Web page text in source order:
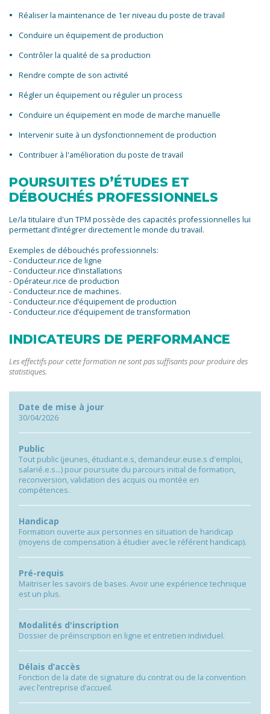
Réaliser la maintenance de 1er niveau du poste de travail
Conduire un équipement de production
Contrôler la qualité de sa production
Rendre compte de son activité
Régler un équipement ou réguler un process
Conduire un équipement en mode de marche manuelle
Intervenir suite à un dysfonctionnement de production
Contribuer à l'amélioration du poste de travail
POURSUITES D’ÉTUDES ET
DÉBOUCHÉS PROFESSIONNELS
Le/la titulaire d'un TPM possède des capacités professionnelles lui
permettant d’intégrer directement le monde du travail.
Exemples de débouchés professionnels:
- Conducteur.rice de ligne
- Conducteur.rice d’installations
- Opérateur.rice de production
- Conducteur.rice de machines.
- Conducteur.rice d’équipement de production
- Conducteur.rice d’équipement de transformation
INDICATEURS DE PERFORMANCE
Les effectifs pour cette formation ne sont pas suffisants pour produire des
statistiques.
Date de mise à jour
30/04/2026
Public
Tout public (jeunes, étudiant.e.s, demandeur.euse.s d'emploi,
salarié.e.s…) pour poursuite du parcours initial de formation,
reconversion, validation des acquis ou montée en
compétences.
Handicap
Formation ouverte aux personnes en situation de handicap
(moyens de compensation à étudier avec le référent handicap).
Pré-requis
Maitriser les savoirs de bases. Avoir une expérience technique
est un plus.
Modalités d'inscription
Dossier de préinscription en ligne et entretien individuel.
Délais d’accès
Fonction de la date de signature du contrat ou de la convention
avec l’entreprise d’accueil.